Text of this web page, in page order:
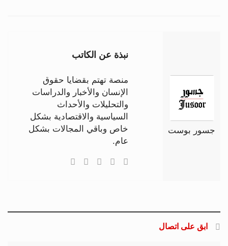
جسور بوست
نبذة عن الكاتب
منصة تهتم بقضايا حقوق
الإنسان والأخبار والدراسات
والتحليلات والأحداث
السياسية والاقتصادية بشكل
خاص وباقي المجالات بشكل
عام.
ابق على اتصال